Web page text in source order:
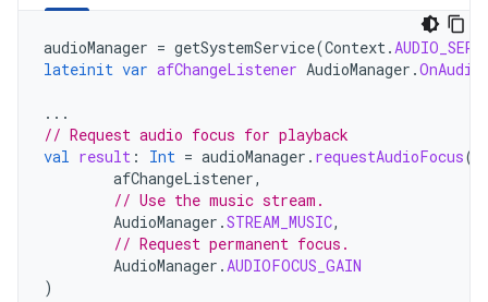
audioManager = getSystemService(Context.
lateinit var afChangeListener AudioManager .
...
// Request audio focus for playback
val result : Int = audioManager . requestAudioFocus(
afChangeListener,
// Use the music stream.
AudioManager .STREAM_MUSIC,
// Request permanent focus.
AudioManager .AUDIOFOCUS_GAIN
)